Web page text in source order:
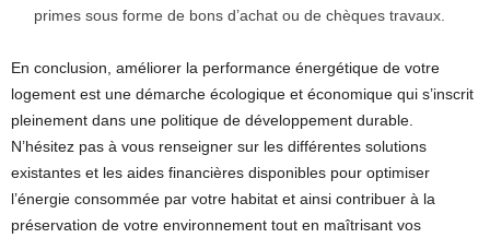
primes sous forme de bons d’achat ou de chèques travaux.
En conclusion, améliorer la performance énergétique de votre
logement est une démarche écologique et économique qui s’inscrit
pleinement dans une politique de développement durable.
N’hésitez pas à vous renseigner sur les différentes solutions
existantes et les aides financières disponibles pour optimiser
l’énergie consommée par votre habitat et ainsi contribuer à la
préservation de votre environnement tout en maîtrisant vos